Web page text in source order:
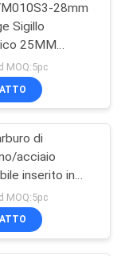
41
28mm
Sigillo
25MM
pompe
pompa
MOQ:5pc
di
acciaio
inserito in
MOQ:5pc